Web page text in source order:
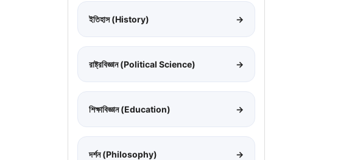
ইতিহাস (History) →
রাষ্ট্রবিজ্ঞান (Political Science) →
শিক্ষাবিজ্ঞান (Education) →
দর্শন (Philosophy) →